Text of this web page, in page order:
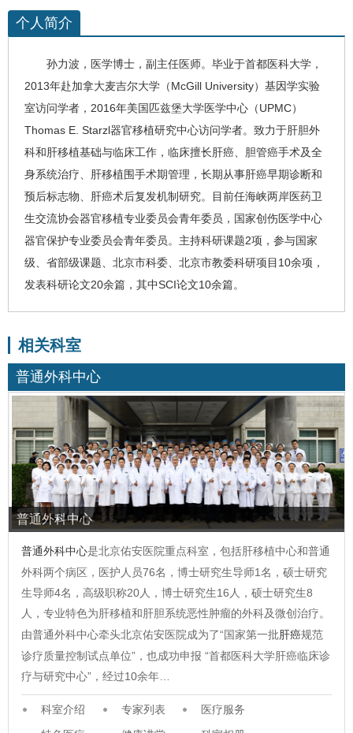
个人简介
孙力波 ，医学博士，副主任医师。 毕业于首都医科大学，
2013年赴加拿大麦吉尔大学（McGill University）基因学实验
室访问学者， 2016年美国匹兹堡大学医学中心（UPMC）
Thomas E. Starzl器官移植研究中心访问学者。 致力于肝胆外
科和肝移植基础与临床工作，临床擅长肝癌 、胆管癌手术及全
身系统治疗、肝移植围手术期管理，长期从事肝癌早期诊断和
预后标志物、肝癌术后复发机制研究。
目前任海峡两岸医药卫
生交流协会器官移植专业委员会青年委员，国家创伤医学中心
器官保护专业委员会青年委员。 主持科研课题2项，参与国家
级、省部级课题、北京市科委、北京市教委科研项目10余项，
发表科研论文20余篇，其中SCI论文10余篇。
相关科室
普通外科中心
普通外科中心
普通外科中心是北京佑安医院重点科室，包括肝移植中心和普通
外科两个病区，医护人员76名，博士研究生导师1名，硕士研究
生导师4名，高级职称20人，博士研究生16人，硕士研究生8
人，专业特色为肝移植和肝胆系统恶性肿瘤的外科及微创治疗。
由普通外科中心牵头北京佑安医院成为了“国家第一批肝癌规范
诊疗质量控制试点单位”，也成功申报 “首都医科大学肝癌临床诊
疗与研究中心”，经过10余年…
科室介绍 专家列表
医疗服务